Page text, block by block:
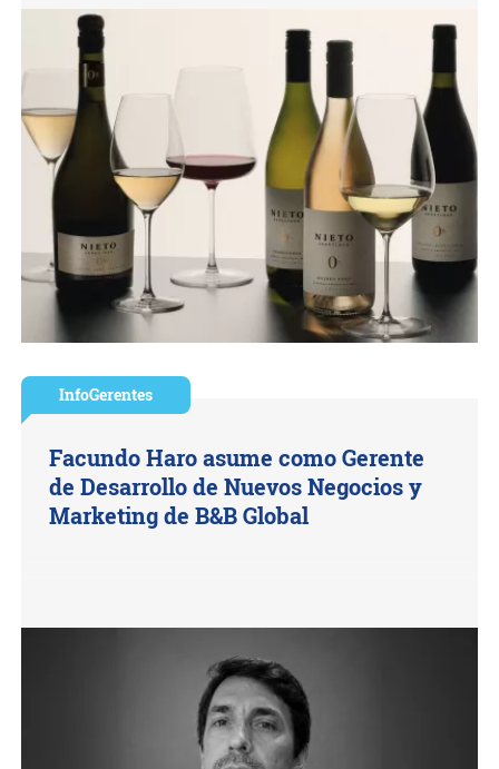
InfoGerentes
Facundo Haro asume como Gerente
de Desarrollo de Nuevos Negocios y
Marketing de B&B Global